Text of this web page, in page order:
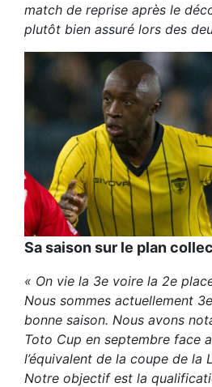
match de reprise après le
plutôt bien assuré lors des
Sa saison sur le plan
« On vie la 3e voire la 2e
Nous sommes actuellement
bonne saison. Nous avons
Toto Cup en septembre face
l’équivalent de la coupe de la
Notre objectif est la